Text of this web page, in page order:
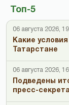
Топ-5
06 августа 2026,
Какие
Татарстане
06 августа 2026,
Подведены
пресс-